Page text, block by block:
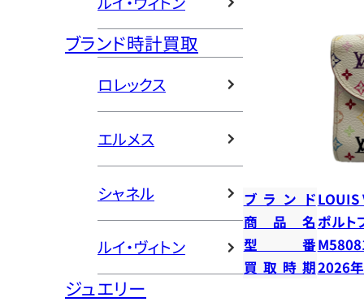
ブランド時計買取
ロレックス
エルメス
シャネル
ルイ・ヴィトン
ジュエリー
ブランドLOUIS
商品名ポルト
型番
買取時期2026